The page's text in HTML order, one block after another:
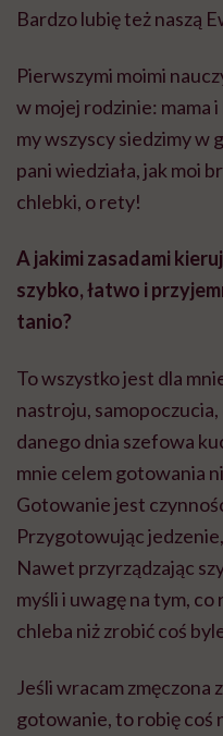
Bardzo lubię też naszą
Pierwszymi moimi
w mojej rodzinie: mama
my wszyscy siedzimy w
pani wiedziała, jak moi
chlebki, o rety!
A jakimi zasadami
szybko, łatwo i
tanio?
To wszystko jest dla
nastroju,
danego dnia szefowa
mnie celem gotowania
Gotowanie jest
Przygotowując
Nawet przyrządzając
myśli i uwagę na tym, co
chleba niż zrobić coś
Jeśli wracam zmęczona
gotowanie, to robię coś